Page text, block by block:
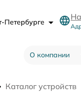
Петербурге
О компании
Каталог устройств